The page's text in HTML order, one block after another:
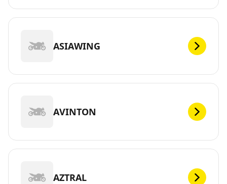
ASIAWING
AVINTON
AZTRAL